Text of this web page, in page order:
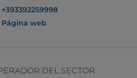
+393392259998
Página web
DEL SECTOR